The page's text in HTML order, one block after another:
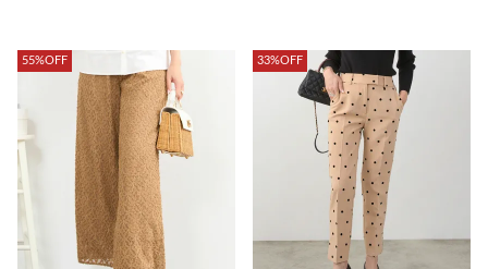
55%OFF 33%OFF